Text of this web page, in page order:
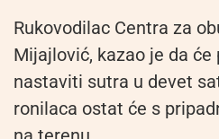
Rukovodilac Centra za
Mijajlović, kazao je da
nastaviti sutra u devet
ronilaca ostat će s